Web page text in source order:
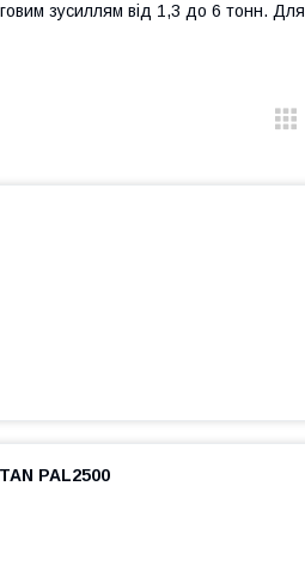
зусиллям від 1,3 до 6 тонн. Для
PAL2500